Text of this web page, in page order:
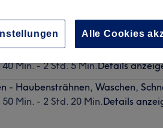
Details anzeigen
- Haubensträhnen, Waschen &
40 Min. - 2 Std. 5 Min.Details
- Haubensträhnen, Waschen,
50 Min. - 2 Std. 20 Min.Details
Alle Cookies